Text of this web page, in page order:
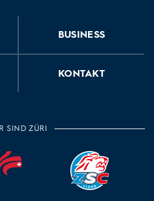
BUSINESS
KONTAKT
SIND ZÜRI